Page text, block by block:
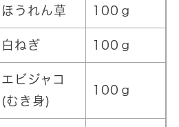
ほうれん草 100ｇ
白ねぎ 100ｇ
エビジャコ
(むき身)
100ｇ